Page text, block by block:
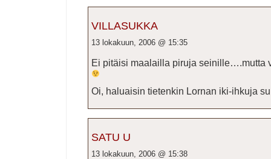
VILLASUKKA
13 lokakuun, 2006 @ 15:35
Ei pitäisi maalailla piruja
Oi, haluaisin tietenkin Lornan iki-ihkuja
SATU U
13 lokakuun, 2006 @ 15:38